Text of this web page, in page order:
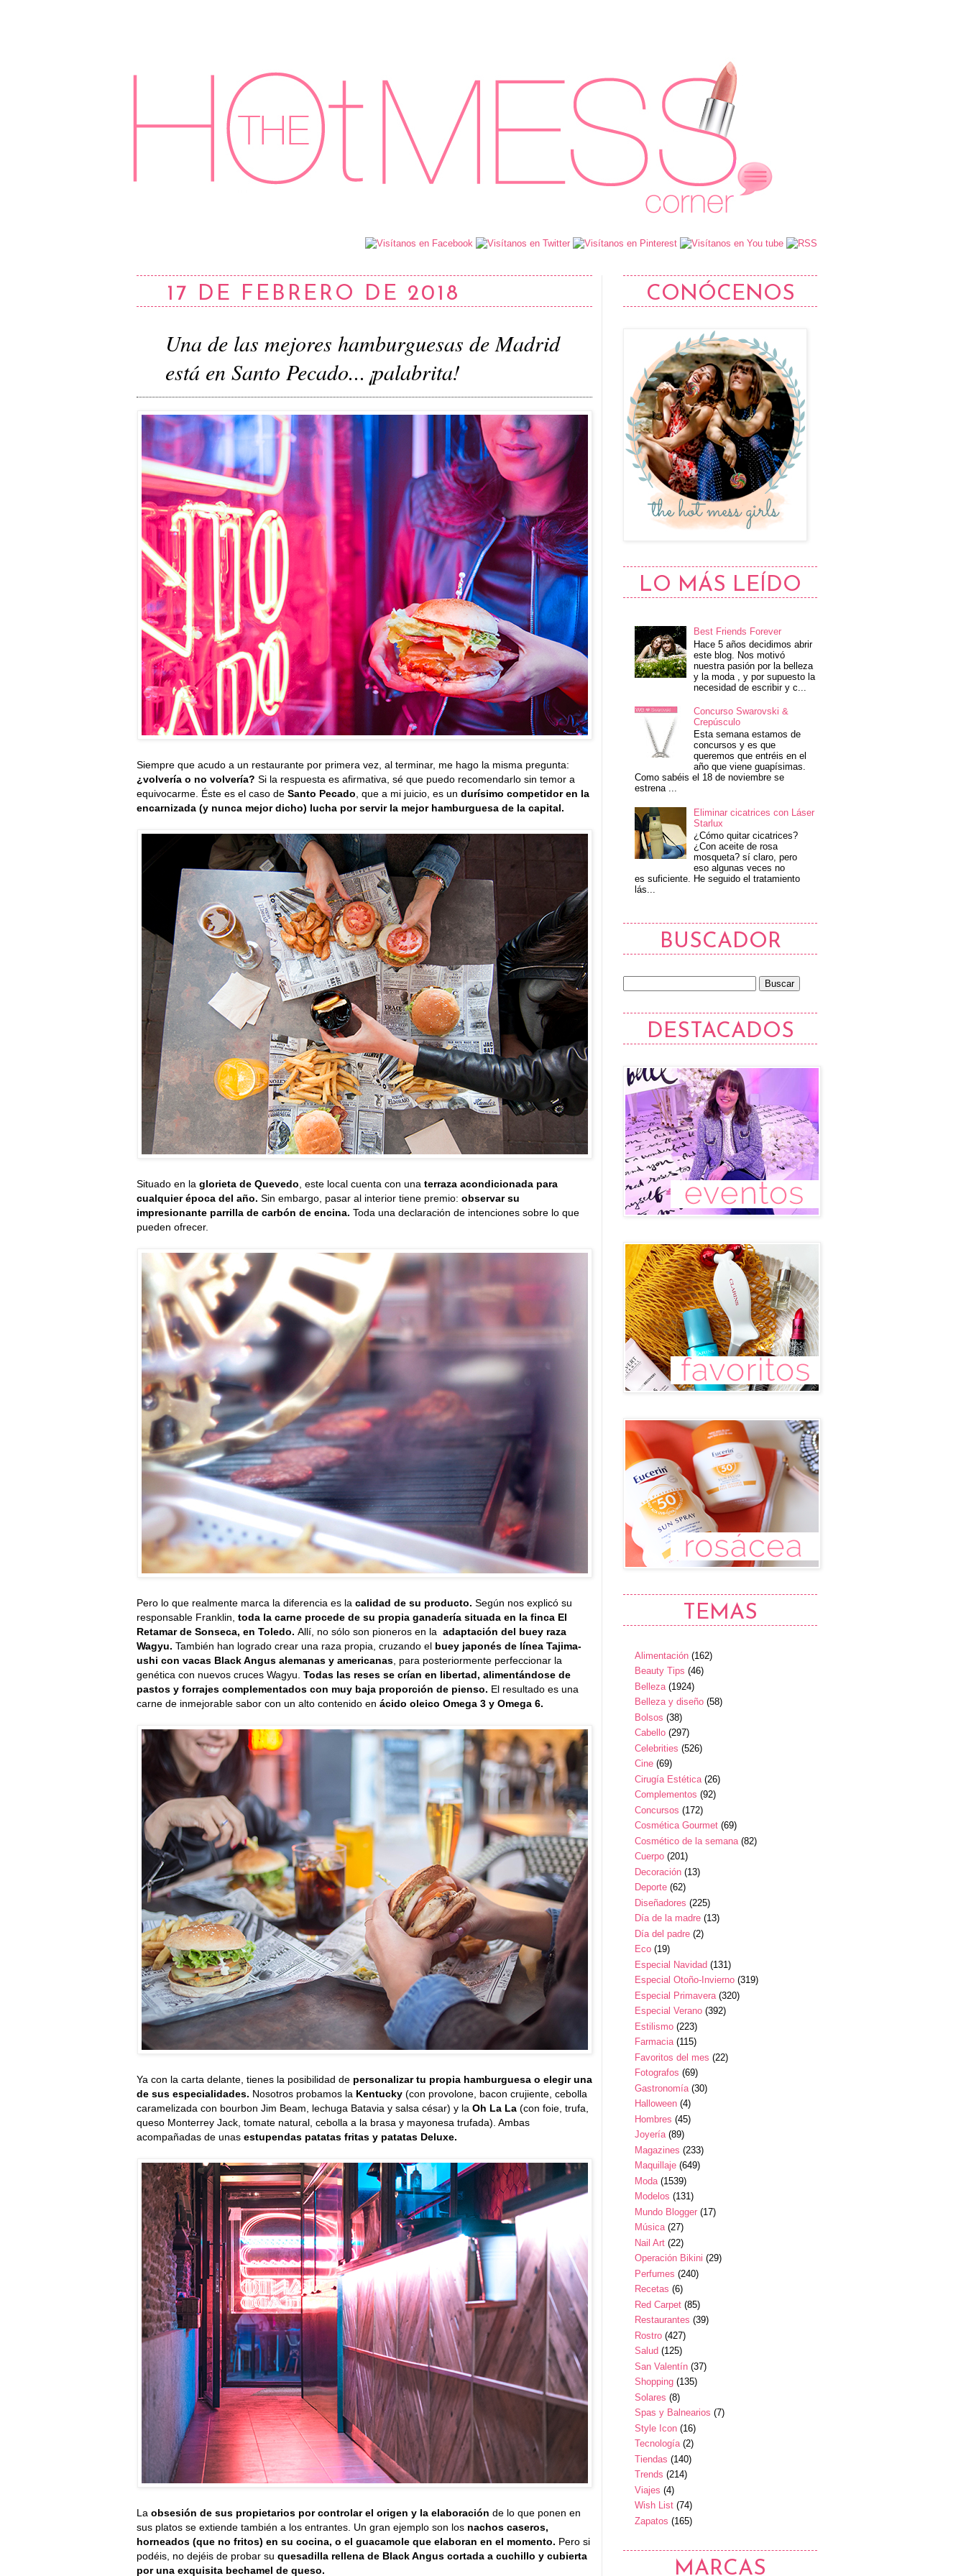
17 DE FEBRERO DE 2018
Una de las mejores hamburguesas de Madrid
está en Santo Pecado...¡palabrita!
Siempre que acudo a un restaurante por primera vez, al terminar, me hago la misma pregunta:
¿volvería o no volvería? Si la respuesta es afirmativa, sé que puedo recomendarlo sin temor a
equivocarme. Éste es el caso de Santo Pecado , que a mi juicio, es un durísimo competidor en la
encarnizada (y nunca mejor dicho) lucha por servir la mejor hamburguesa de la capital.
Situado en la glorieta de Quevedo , este local cuenta con una terraza acondicionada para
cualquier época del año. Sin embargo, pasar al interior tiene premio: observar su
impresionante parrilla de carbón de encina. Toda una declaración de intenciones sobre lo que
pueden ofrecer.
Pero lo que realmente marca la diferencia es la calidad de su producto. Según nos explicó su
responsable Franklin, toda la carne procede de su propia ganadería situada en la finca El
Retamar de Sonseca, en Toledo. Allí, no sólo son pioneros en la adaptación del buey raza
Wagyu. También han logrado crear una raza propia, cruzando el buey japonés de línea Tajima-
ushi con vacas Black Angus alemanas y americanas , para posteriormente perfeccionar la
genética con nuevos cruces Wagyu. Todas las reses se crían en libertad, alimentándose de
pastos y forrajes complementados con muy baja proporción de pienso. El resultado es una
carne de inmejorable sabor con un alto contenido en ácido oleico Omega 3 y Omega 6.
Ya con la carta delante, tienes la posibilidad de personalizar tu propia hamburguesa o elegir una
de sus especialidades. Nosotros probamos la Kentucky (con provolone, bacon crujiente, cebolla
caramelizada con bourbon Jim Beam, lechuga Batavia y salsa césar) y la Oh La La (con foie, trufa,
queso Monterrey Jack, tomate natural, cebolla a la brasa y mayonesa trufada). Ambas
acompañadas de unas estupendas patatas fritas y patatas Deluxe.
La obsesión de sus propietarios por controlar el origen y la elaboración de lo que ponen en
sus platos se extiende también a los entrantes. Un gran ejemplo son los nachos caseros,
horneados (que no fritos) en su cocina, o el guacamole que elaboran en el momento. Pero si
podéis, no dejéis de probar su quesadilla rellena de Black Angus cortada a cuchillo y cubierta
por una exquisita bechamel de queso.
CONÓCENOS
LO MÁS LEÍDO
Best Friends Forever
Hace 5 años decidimos abrir
este blog. Nos motivó
nuestra pasión por la belleza
y la moda , y por supuesto la
necesidad de escribir y c...
Concurso Swarovski &
Crepúsculo
Esta semana estamos de
concursos y es que
queremos que entréis en el
año que viene guapísimas.
Como sabéis el 18 de noviembre se
estrena ...
Eliminar cicatrices con Láser
Starlux
¿Cómo quitar cicatrices?
¿Con aceite de rosa
mosqueta? sí claro, pero
eso algunas veces no
es suficiente. He seguido el tratamiento
lás...
BUSCADOR
DESTACADOS
TEMAS
Alimentación (162)
Beauty Tips (46)
Belleza (1924)
Belleza y diseño (58)
Bolsos (38)
Cabello (297)
Celebrities (526)
Cine (69)
Cirugía Estética (26)
Complementos (92)
Concursos (172)
Cosmética Gourmet (69)
Cosmético de la semana (82)
Cuerpo (201)
Decoración (13)
Deporte (62)
Diseñadores (225)
Día de la madre (13)
Día del padre (2)
Eco (19)
Especial Navidad (131)
Especial Otoño-Invierno (319)
Especial Primavera (320)
Especial Verano (392)
Estilismo (223)
Farmacia (115)
Favoritos del mes (22)
Fotografos (69)
Gastronomía (30)
Halloween (4)
Hombres (45)
Joyería (89)
Magazines (233)
Maquillaje (649)
Moda (1539)
Modelos (131)
Mundo Blogger (17)
Música (27)
Nail Art (22)
Operación Bikini (29)
Perfumes (240)
Recetas (6)
Red Carpet (85)
Restaurantes (39)
Rostro (427)
Salud (125)
San Valentín (37)
Shopping (135)
Solares (8)
Spas y Balnearios (7)
Style Icon (16)
Tecnología (2)
Tiendas (140)
Trends (214)
Viajes (4)
Wish List (74)
Zapatos (165)
MARCAS